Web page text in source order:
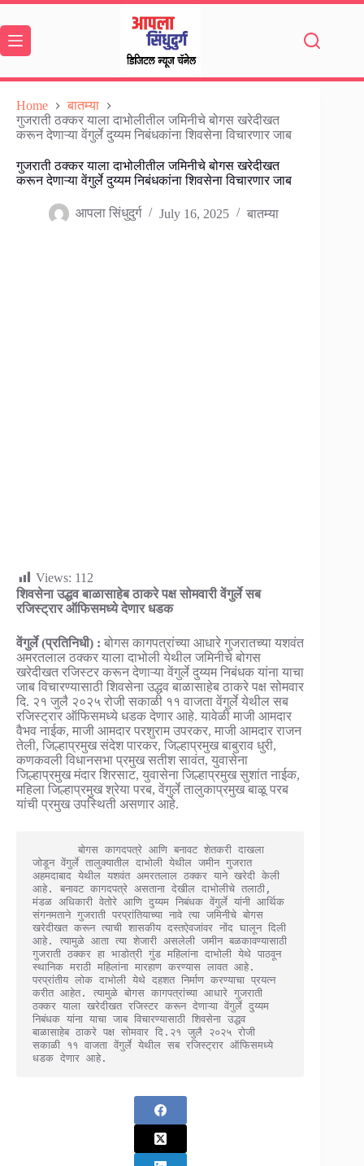
Skip
content
Home
बातम्या
गुजराती ठक्कर याला दाभोलीतील जमिनीचे बोगस खरेदीखत
करून देणाऱ्या वेंगुर्ले दुय्यम निबंधकांना शिवसेना विचारणार जाब
गुजराती ठक्कर याला दाभोलीतील जमिनीचे बोगस खरेदीखत
करून देणाऱ्या वेंगुर्ले दुय्यम निबंधकांना शिवसेना विचारणार जाब
आपला सिंधुदुर्ग July 16, 2025 बातम्या
Views: 112
शिवसेना उद्धव बाळासाहेब ठाकरे पक्ष सोमवारी वेंगुर्ले सब
रजिस्ट्रार ऑफिसमध्ये देणार धडक
वेंगुर्ले (प्रतिनिधी) : बोगस कागपत्रांच्या आधारे गुजरातच्या यशवंत
अमरतलाल ठक्कर याला दाभोली येथील जमिनीचे बोगस
खरेदीखत रजिस्टर करून देणाऱ्या वेंगुर्ले दुय्यम निबंधक यांना याचा
जाब विचारण्यासाठी शिवसेना उद्धव बाळासाहेब ठाकरे पक्ष सोमवार
दि. २१ जुलै २०२५ रोजी सकाळी ११ वाजता वेंगुर्ले येथील सब
रजिस्ट्रार ऑफिसमध्ये धडक देणार आहे. यावेळी माजी आमदार
वैभव नाईक, माजी आमदार परशुराम उपरकर, माजी आमदार राजन
तेली, जिल्हाप्रमुख संदेश पारकर, जिल्हाप्रमुख बाबुराव धुरी,
कणकवली विधानसभा प्रमुख सतीश सावंत, युवासेना
जिल्हाप्रमुख मंदार शिरसाट, युवासेना जिल्हाप्रमुख सुशांत नाईक,
महिला जिल्हाप्रमुख श्रेया परब, वेंगुर्ले तालुकाप्रमुख बाळू परब
यांची प्रमुख उपस्थिती असणार आहे.
जोडून वेंगुर्ले तालुक्यातील दाभोली येथील जमीन गुजरात
अहमदाबाद येथील यशवंत अमरतलाल ठक्कर याने खरेदी केली
आहे. बनावट कागदपत्रे असताना देखील दाभोलीचे तलाठी,
मंडळ अधिकारी वेतोरे आणि दुय्यम निबंधक वेंगुर्ले यांनी आर्थिक
संगनमताने गुजराती परप्रांतियाच्या नावे त्या जमिनीचे बोगस
खरेदीखत करून त्याची शासकीय दस्तऐवजांवर नोंद घालून दिली
आहे. त्यामुळे आता त्या शेजारी असलेली जमीन बळकावण्यासाठी
गुजराती ठक्कर हा भाडोत्री गुंड महिलांना दाभोली येथे पाठवून
स्थानिक मराठी महिलांना मारहाण करण्यास लावत आहे.
परप्रांतीय लोक दाभोली येथे दहशत निर्माण करण्याचा प्रयत्न
करीत आहेत. त्यामुळे बोगस कागपत्रांच्या आधारे गुजराती
ठक्कर याला खरेदीखत रजिस्टर करून देणाऱ्या वेंगुर्ले दुय्यम
निबंधक यांना याचा जाब विचारण्यासाठी शिवसेना उद्धव
बाळासाहेब ठाकरे पक्ष सोमवार दि.२१ जुलै २०२५ रोजी
सकाळी ११ वाजता वेंगुर्ले येथील सब रजिस्ट्रार ऑफिसमध्ये
धडक देणार आहे.